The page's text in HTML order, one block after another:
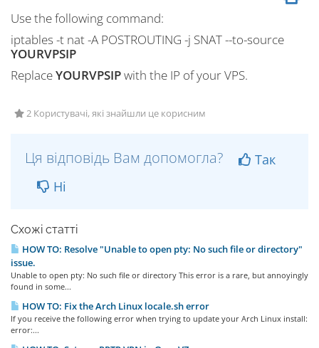
Use the following command:
iptables -t nat -A POSTROUTING -j SNAT --to-source
YOURVPSIP
ReplaceYOURVPSIPwith the IP of your VPS.
2 Користувачі, які знайшли це корисним
Ця відповідь Вам допомогла?
Так
Ні
Схожі статті
HOW TO: Resolve "Unable to open pty: No such file or directory"
issue.
Unable to open pty: No such file or directory This error is a rare, but annoyingly
found in some...
HOW TO: Fix the Arch Linux locale.sh error
If you receive the following error when trying to update your Arch Linux install:
error:...